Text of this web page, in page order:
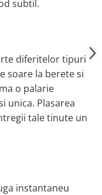
subtil.
diferitelor tipuri
soare la berete si
o palarie
unica. Plasarea
tale tinute un
instantaneu